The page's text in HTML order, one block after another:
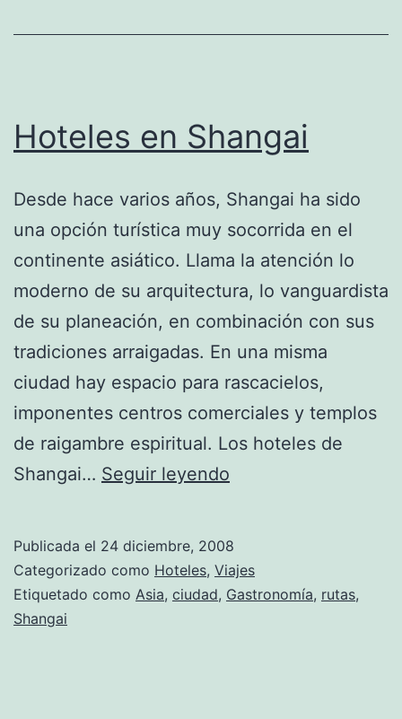
Hoteles en Shangai
Desde hace varios años, Shangai ha sido
una opción turística muy socorrida en el
continente asiático. Llama la atención lo
moderno de su arquitectura, lo vanguardista
de su planeación, en combinación con sus
tradiciones arraigadas. En una misma
ciudad hay espacio para rascacielos,
imponentes centros comerciales y templos
de raigambre espiritual. Los hoteles de
Shangai… Seguir leyendo
Publicada el 24 diciembre, 2008
Categorizado como Hoteles, Viajes
Etiquetado como Asia, ciudad, Gastronomía, rutas,
Shangai